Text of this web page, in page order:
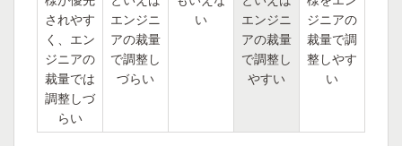
されやす
く、エン
ジニアの
裁量では
調整しづ
らい
エンジニ
アの裁量
で調整し
づらい
い
エンジニ
アの裁量
で調整し
やすい
ジニアの
裁量で調
整しやす
い